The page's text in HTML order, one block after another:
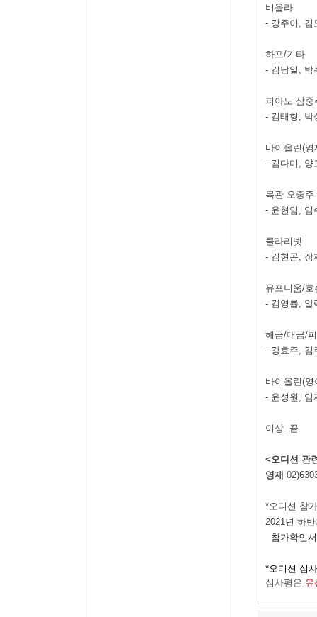
비올라
- 강주이 , 김
하프/기타
- 김남일 , 박
피아노 삼중
- 김태형 , 박
바이올린(영
- 김다미 , 양
목관 오중주
- 윤현임 , 임
클라리넷
- 김현곤, 장
유포니움/호
- 김영률, 알
해금/대금/
- 강효주, 김
바이올린(영
- 윤성원 , 임
이상. 끝
<오디션 관
영재
*오디션 참
2021년 하
참가확인
*오디션 심
심사평은 유